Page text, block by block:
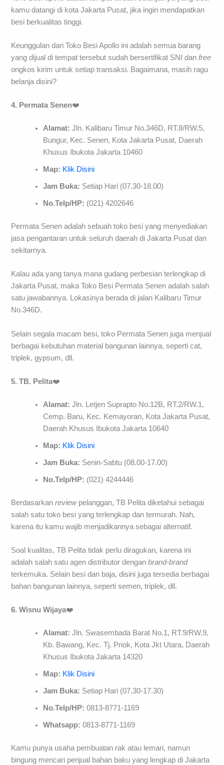
kamu datangi di kota Jakarta Pusat, jika ingin mendapatkan
besi berkualitas tinggi.
Keunggulan dari Toko Besi Apollo ini adalah semua barang
yang dijual di tempat tersebut sudah bersertifikat SNI danfree
ongkos kirim untuk setiap transaksi. Bagaimana, masih ragu
belanja disini?
4. Permata Senen❤️
Alamat: Jln. Kalibaru Timur No.346D, RT.8/RW.5,
Bungur, Kec. Senen, Kota Jakarta Pusat, Daerah
Khusus Ibukota Jakarta 10460
Map: Klik Disini
Jam Buka: Setiap Hari (07.30-18.00)
No.Telp/HP: (021) 4202646
Permata Senen adalah sebuah toko besi yang menyediakan
jasa pengantaran untuk seluruh daerah di Jakarta Pusat dan
sekitarnya.
Kalau ada yang tanya mana gudang perbesian terlengkap di
Jakarta Pusat, maka Toko Besi Permata Senen adalah salah
satu jawabannya. Lokasinya berada di jalan Kalibaru Timur
No.346D.
Selain segala macam besi, toko Permata Senen juga menjual
berbagai kebutuhan material bangunan lainnya, seperti cat,
triplek, gypsum, dll.
5. TB. Pelita❤️
Alamat: Jln. Letjen Suprapto No.12B, RT.2/RW.1,
Cemp. Baru, Kec. Kemayoran, Kota Jakarta Pusat,
Daerah Khusus Ibukota Jakarta 10640
Map: Klik Disini
Jam Buka: Senin-Sabtu (08.00-17.00)
No.Telp/HP: (021) 4244446
Berdasarkanreviewpelanggan, TB Pelita diketahui sebagai
salah satu toko besi yang terlengkap dan termurah. Nah,
karena itu kamu wajib menjadikannya sebagai alternatif.
Soal kualitas, TB Pelita tidak perlu diragukan, karena ini
adalah salah satu agen distributor denganbrand-brand
terkemuka. Selain besi dan baja, disini juga tersedia berbagai
bahan bangunan lainnya, seperti semen, triplek, dll.
6. Wisnu Wijaya❤️
Alamat: Jln. Swasembada Barat No.1, RT.9/RW.9,
Kb. Bawang, Kec. Tj. Priok, Kota Jkt Utara, Daerah
Khusus Ibukota Jakarta 14320
Map: Klik Disini
Jam Buka: Setiap Hari (07.30-17.30)
No.Telp/HP: 0813-8771-1169
Whatsapp:0813-8771-1169
Kamu punya usaha pembuatan rak atau lemari, namun
bingung mencari penjual bahan baku yang lengkap di Jakarta